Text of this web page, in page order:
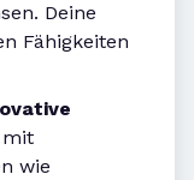
Deine
Fähigkeiten
mit
wie